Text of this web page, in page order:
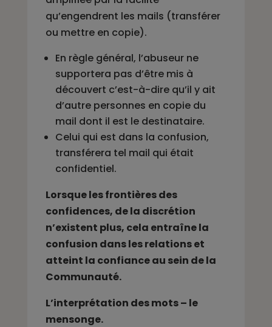
qu’engendrent les mails (transférer
ou mettre en copie).
En règle général, l’abuseur ne
supportera pas d’être mis à
découvert c’est-à-dire qu’il y ait
d’autre personnes en copie du
mail dont il est le destinataire.
Celui qui est dans la confusion,
transférera tel mail qui était
confidentiel.
Lorsque les frontières des
confidences, de la discrétion
n’existent plus, cela entraîne la
confusion dans les relations et
atteint la confiance au sein de la
Communauté.
L’interprétation des mots – le
mensonge.